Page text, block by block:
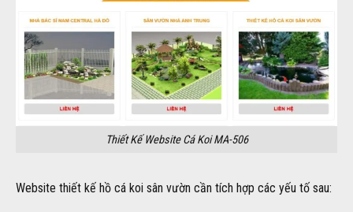
Thiết Kế Website Cá Koi MA-506
Website thiết kế hồ cá koi sân vườn cần tích hợp các yếu tố sau: